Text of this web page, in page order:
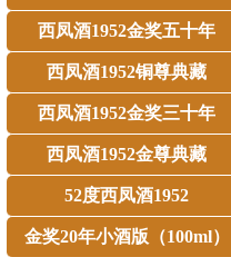
西凤酒1952金奖五十年
西凤酒1952铜尊典藏
西凤酒1952金奖三十年
西凤酒1952金尊典藏
52度西凤酒1952
金奖20年小酒版（100ml）